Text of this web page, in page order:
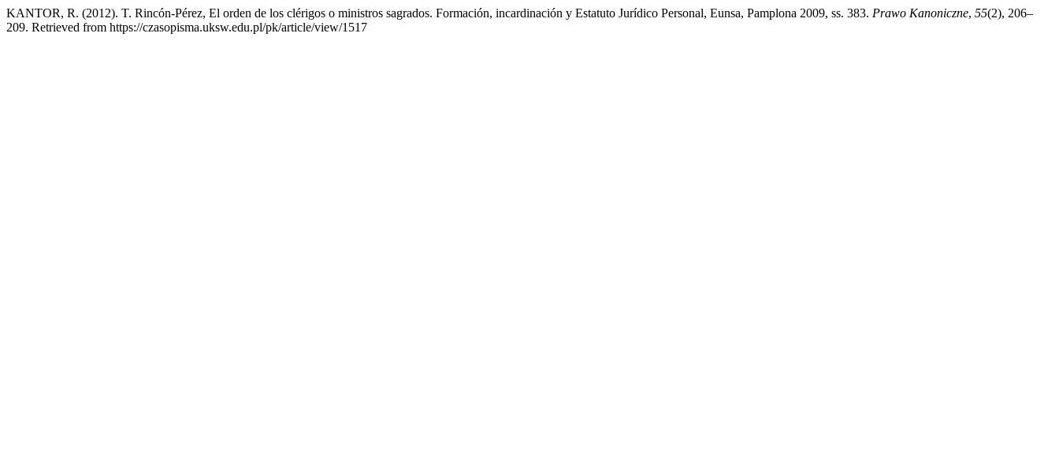
KANTOR, R. (2012). T. Rincón-Pérez, El orden de los clérigos o ministros sagrados. Formación, incardinación y Estatuto Jurídico Personal, Eunsa, Pamplona 2009, ss. 383. Prawo Kanoniczne, 55(2), 206–
209. Retrieved from https://czasopisma.uksw.edu.pl/pk/article/view/1517